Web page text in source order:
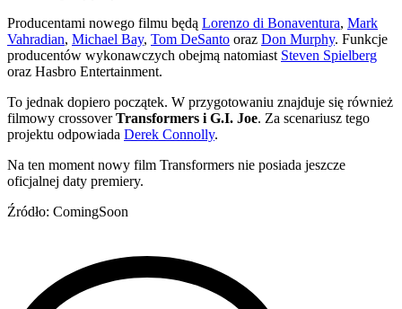
Producentami nowego filmu będą Lorenzo di Bonaventura, Mark
Vahradian, Michael Bay, Tom DeSanto oraz Don Murphy. Funkcje
producentów wykonawczych obejmą natomiast Steven Spielberg
oraz Hasbro Entertainment.
To jednak dopiero początek. W przygotowaniu znajduje się również
filmowy crossoverTransformers i G.I. Joe. Za scenariusz tego
projektu odpowiada Derek Connolly.
Na ten moment nowy film Transformers nie posiada jeszcze
oficjalnej daty premiery.
Źródło: ComingSoon